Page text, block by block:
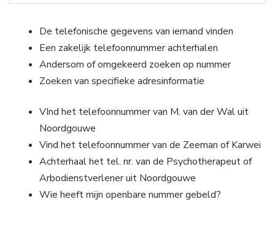
De telefonische gegevens van iemand vinden
Een zakelijk telefoonnummer achterhalen
Andersom of omgekeerd zoeken op nummer
Zoeken van specifieke adresinformatie
VInd het telefoonnummer van M. van der Wal uit
Noordgouwe
Vind het telefoonnummer van de Zeeman of Karwei
Achterhaal het tel. nr. van de Psychotherapeut of
Arbodienstverlener uit Noordgouwe
Wie heeft mijn openbare nummer gebeld?